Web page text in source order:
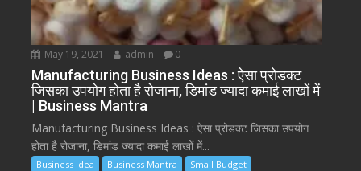
May 19, 2021 admin 0
Manufacturing Business Ideas : ऐसा प्रोडक्ट
जिसका उपयोग होता है रोजाना, डिमांड ज्यादा कमाई लाखों में
| Business Mantra
Manufacturing Business Ideas : ऐसा प्रोडक्ट जिसका उपयोग
होता है रोजाना, डिमांड ज्यादा कमाई लाखों में...
Business Idea Business Mantra
Small Budget